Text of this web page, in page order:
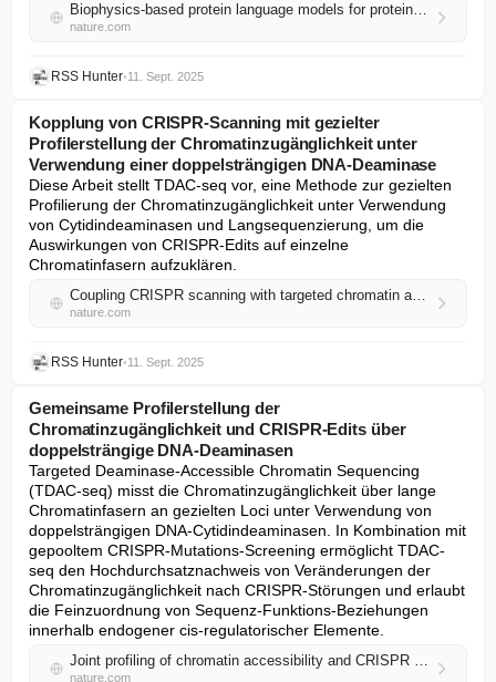
Biophysics-based protein language models for protein engineering
nature.com
RSS Hunter•11. Sept. 2025
Kopplung von CRISPR-Scanning mit gezielter
Profilerstellung der Chromatinzugänglichkeit unter
Verwendung einer doppelsträngigen DNA-Deaminase
Diese Arbeit stellt TDAC-seq vor, eine Methode zur gezielten
Profilierung der Chromatinzugänglichkeit unter Verwendung
von Cytidindeaminasen und Langsequenzierung, um die
Auswirkungen von CRISPR-Edits auf einzelne
Chromatinfasern aufzuklären.
Coupling CRISPR scanning with targeted chromatin accessibility profiling using a double-stranded DNA deaminase
nature.com
RSS Hunter•11. Sept. 2025
Gemeinsame Profilerstellung der
Chromatinzugänglichkeit und CRISPR-Edits über
doppelsträngige DNA-Deaminasen
Targeted Deaminase-Accessible Chromatin Sequencing
(TDAC-seq) misst die Chromatinzugänglichkeit über lange
Chromatinfasern an gezielten Loci unter Verwendung von
doppelsträngigen DNA-Cytidindeaminasen. In Kombination mit
gepooltem CRISPR-Mutations-Screening ermöglicht TDAC-
seq den Hochdurchsatznachweis von Veränderungen der
Chromatinzugänglichkeit nach CRISPR-Störungen und erlaubt
die Feinzuordnung von Sequenz-Funktions-Beziehungen
innerhalb endogener cis-regulatorischer Elemente.
Joint profiling of chromatin accessibility and CRISPR edits via double-stranded DNA deaminases
nature.com